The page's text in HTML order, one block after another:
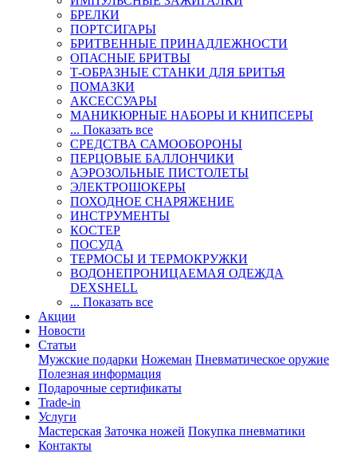
БРЕЛКИ
ПОРТСИГАРЫ
БРИТВЕННЫЕ ПРИНАДЛЕЖНОСТИ
ОПАСНЫЕ БРИТВЫ
Т-ОБРАЗНЫЕ СТАНКИ ДЛЯ БРИТЬЯ
ПОМАЗКИ
АКСЕССУАРЫ
МАНИКЮРНЫЕ НАБОРЫ И КНИПСЕРЫ
... Показать все
СРЕДСТВА САМООБОРОНЫ
ПЕРЦОВЫЕ БАЛЛОНЧИКИ
АЭРОЗОЛЬНЫЕ ПИСТОЛЕТЫ
ЭЛЕКТРОШОКЕРЫ
ПОХОДНОЕ СНАРЯЖЕНИЕ
ИНСТРУМЕНТЫ
КОСТЕР
ПОСУДА
ТЕРМОСЫ И ТЕРМОКРУЖКИ
ВОДОНЕПРОНИЦАЕМАЯ ОДЕЖДА
DEXSHELL
... Показать все
Акции
Новости
Статьи
Мужские подарки Ножеман Пневматическое оружие
Полезная информация
Подарочные сертификаты
Trade-in
Услуги
Мастерская Заточка ножей Покупка пневматики
Контакты